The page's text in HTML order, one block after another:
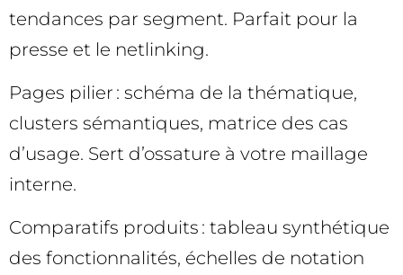
tendances par segment. Parfait pour la
presse et le netlinking.
Pages pilier : schéma de la thématique,
clusters sémantiques, matrice des cas
d’usage. Sert d’ossature à votre maillage
interne.
Comparatifs produits : tableau synthétique
des fonctionnalités, échelles de notation